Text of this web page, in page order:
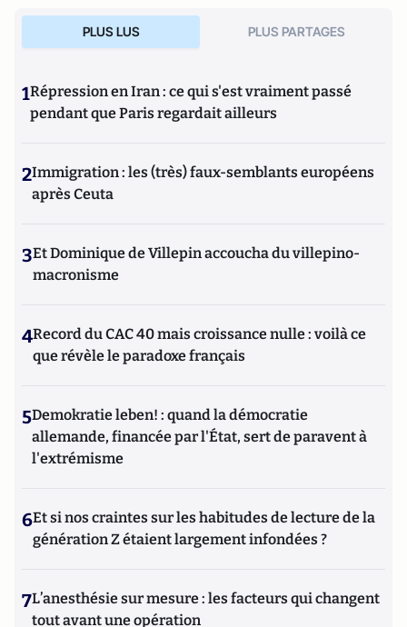
PLUS LUS PLUS PARTAGES
1Répression en Iran : ce qui s'est vraiment passé
pendant que Paris regardait ailleurs
2Immigration : les (très) faux-semblants européens
après Ceuta
3Et Dominique de Villepin accoucha du villepino-
macronisme
4Record du CAC 40 mais croissance nulle : voilà ce
que révèle le paradoxe français
5Demokratie leben! : quand la démocratie
allemande, financée par l'État, sert de paravent à
l'extrémisme
6Et si nos craintes sur les habitudes de lecture de la
génération Z étaient largement infondées ?
7L’anesthésie sur mesure : les facteurs qui changent
tout avant une opération